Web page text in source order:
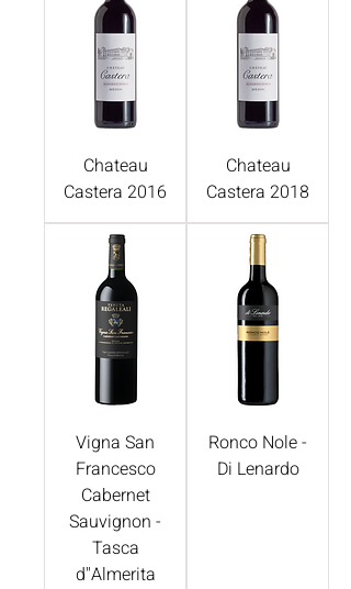
Chateau
Castera 2018
Chateau
Castera 2016
Ronco Nole -
Di Lenardo
Vigna San
Francesco
Cabernet
Sauvignon -
Tasca
d"Almerita